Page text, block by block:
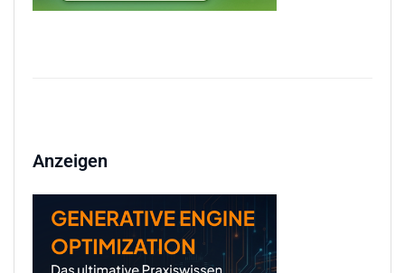
Anzeigen